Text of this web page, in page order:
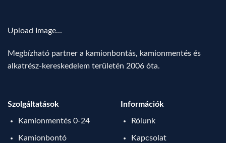
Upload Image...
Megbízható partner a kamionbontás, kamionmentés és
alkatrész-kereskedelem területén 2006 óta.
Szolgáltatások
Kamionmentés 0-24
Kamionbontó
Információk
Rólunk
Kapcsolat